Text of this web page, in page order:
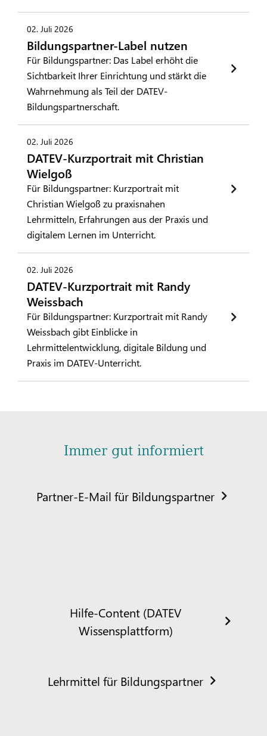
02. Juli 2026
Bildungspartner-Label nutzen
Für Bildungspartner: Das Label erhöht die
Sichtbarkeit Ihrer Einrichtung und stärkt die
Wahrnehmung als Teil der DATEV-
Bildungspartnerschaft.
02. Juli 2026
DATEV-Kurzportrait mit Christian
Wielgoß
Für Bildungspartner: Kurzportrait mit
Christian Wielgoß zu praxisnahen
Lehrmitteln, Erfahrungen aus der Praxis und
digitalem Lernen im Unterricht.
02. Juli 2026
DATEV-Kurzportrait mit Randy
Weissbach
Für Bildungspartner: Kurzportrait mit Randy
Weissbach gibt Einblicke in
Lehrmittelentwicklung, digitale Bildung und
Praxis im DATEV-Unterricht.
Immer gut informiert
Partner-E-Mail für Bildungspartner
Hilfe-Content (DATEV
Wissensplattform)
Lehrmittel für Bildungspartner